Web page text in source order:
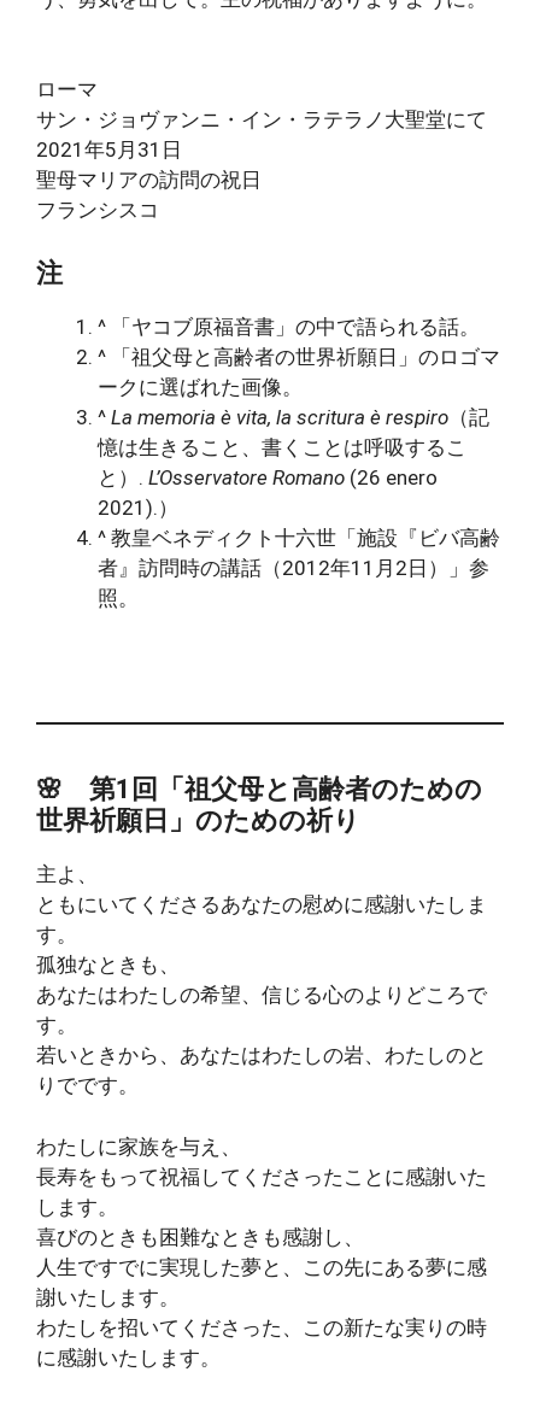
ローマ
サン・ジョヴァンニ・イン・ラテラノ大聖堂にて
2021年5月31日
聖母マリアの訪問の祝日
フランシスコ
注
^ 「ヤコブ原福音書」の中で語られる話。
^ 「祖父母と高齢者の世界祈願日」のロゴマ
ークに選ばれた画像。
^ La memoria è vita, la scritura è respiro （記
憶は生きること、書くことは呼吸するこ
と）. L’Osservatore Romano (26 enero
2021).）
^ 教皇ベネディクト十六世「施設『ビバ高齢
者』訪問時の講話（2012年11月2日）」参
照。
🌸 第1回「祖父母と高齢者のための
世界祈願日」のための祈り
主よ、
ともにいてくださるあなたの慰めに感謝いたしま
す。
孤独なときも、
あなたはわたしの希望、信じる心のよりどころで
す。
若いときから、あなたはわたしの岩、わたしのと
りでです。
わたしに家族を与え、
長寿をもって祝福してくださったことに感謝いた
します。
喜びのときも困難なときも感謝し、
人生ですでに実現した夢と、この先にある夢に感
謝いたします。
わたしを招いてくださった、この新たな実りの時
に感謝いたします。